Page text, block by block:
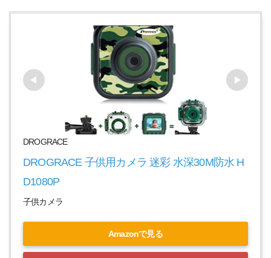
DROGRACE
DROGRACE 子供用カメラ 迷彩 水深30M防水 H
D1080P
子供カメラ
Amazonで見る